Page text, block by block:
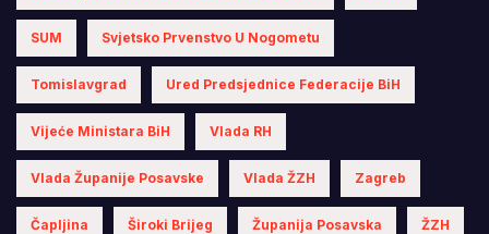
SUM Svjetsko Prvenstvo U Nogometu
Tomislavgrad Ured Predsjednice Federacije BiH
Vijeće Ministara BiH Vlada RH
Vlada Županije Posavske Vlada ŽZH Zagreb
Čapljina Široki Brijeg Županija Posavska ŽZH